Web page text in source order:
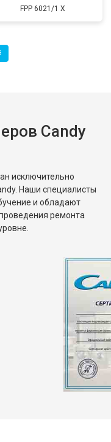
FPP 6021/1 X
Candy
исключительно
Наши специалисты
и обладают
ремонта